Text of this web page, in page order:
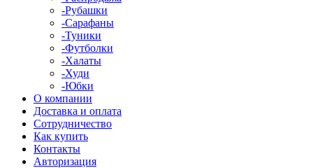
-Рубашки
-Сарафаны
-Туники
-Футболки
-Халаты
-Худи
-Юбки
О компании
Доставка и оплата
Сотрудничество
Как купить
Контакты
Авторизация